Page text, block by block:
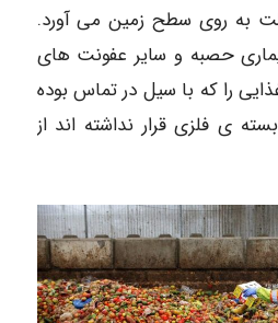
به روی سطح زمین می آورد.
حصبه و سایر عفونت های
را که با سیل در تماس بوده
ی فلزی قرار نداشته اند از